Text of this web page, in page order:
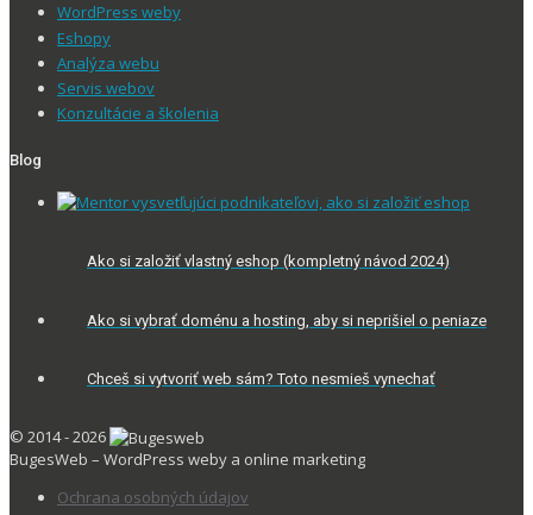
WordPress weby
Eshopy
Analýza webu
Servis webov
Konzultácie a školenia
Blog
Ako si založiť vlastný eshop (kompletný návod 2024)
Ako si vybrať doménu a hosting, aby si neprišiel o peniaze
Chceš si vytvoriť web sám? Toto nesmieš vynechať
© 2014 - 2026
BugesWeb – WordPress weby a online marketing
Ochrana osobných údajov